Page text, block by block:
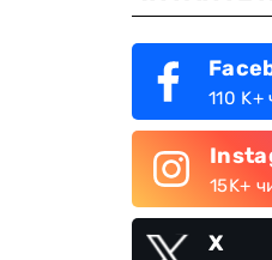
110 K+
15K+
X